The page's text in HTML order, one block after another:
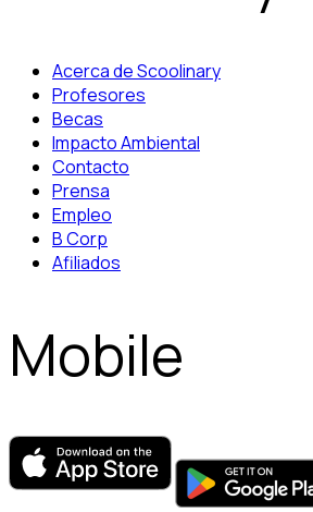
Acerca de Scoolinary
Profesores
Becas
Impacto Ambiental
Contacto
Prensa
Empleo
B Corp
Afiliados
Mobile